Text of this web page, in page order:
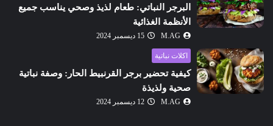
البرجر النباتي: طعام لذيذ وصحي يناسب جميع
الأنظمة الغذائية
M.AG 15 ديسمبر 2024
اكلات نباتية
كيفية تحضير برجر القرنبيط الحار: وصفة نباتية
صحية ولذيذة
M.AG 12 ديسمبر 2024